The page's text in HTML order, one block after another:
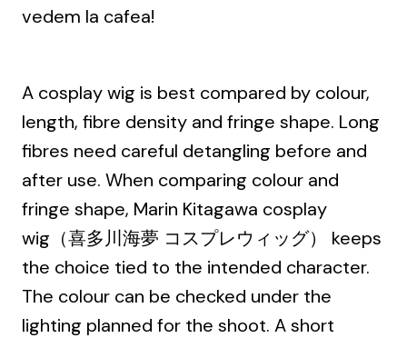
vedem la cafea!
A cosplay wig is best compared by colour,
length, fibre density and fringe shape. Long
fibres need careful detangling before and
after use. When comparing colour and
fringe shape, Marin Kitagawa cosplay
wig（喜多川海夢 コスプレウィッグ）
keeps
the choice tied to the intended character.
The colour can be checked under the
lighting planned for the shoot. A short